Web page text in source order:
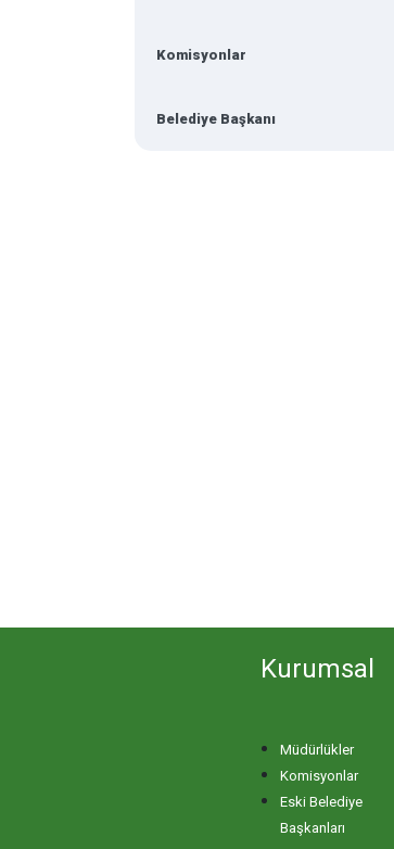
Komisyonlar
Belediye Başkanı
Kurumsal
Müdürlükler
Komisyonlar
Eski Belediye
Başkanları